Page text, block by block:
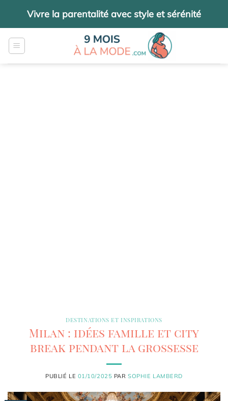
contenu
Vivre la parentalité avec style et sérénité
DESTINATIONS ET INSPIRATIONS
Milan : idées famille et city
break pendant la grossesse
PUBLIÉ LE 01/10/2025 PARSOPHIE LAMBERD